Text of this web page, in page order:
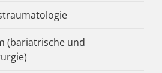
(bariatrische und